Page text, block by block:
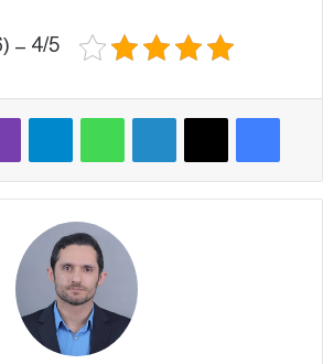
4/5 - (6 امتیاز)
فیس بوک ایکس لینکدین واتس آپ